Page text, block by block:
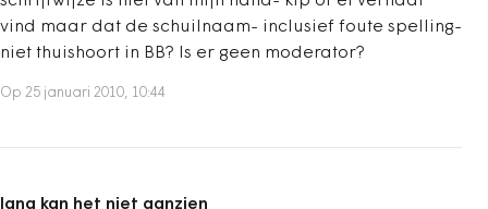
vind maar dat de schuilnaam- inclusief foute spelling-
niet thuishoort in BB? Is er geen moderator?
Op 25 januari 2010, 10:44
lana kan het niet aanzien